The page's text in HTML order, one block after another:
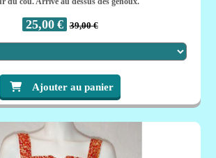
25,00€ 39,00€
Ajouter au panier